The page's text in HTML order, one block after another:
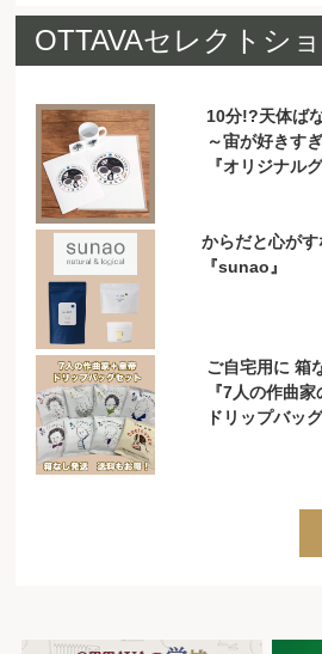
OTTAVAセレクトシ
10分!?天体ば
～宙が好きす
『オリジナル
からだと心が
『sunao』
ご自宅用に 箱
『7人の作曲家
ドリップバッ